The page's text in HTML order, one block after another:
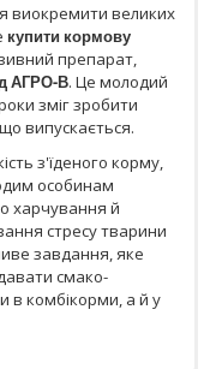
виокремити великих
купити кормову
препарат,
АГРО-В. Це молодий
зміг зробити
випускається.
з'їденого корму,
особинам
харчування й
стресу тварини
завдання, яке
смако-
в комбікорми, а й у